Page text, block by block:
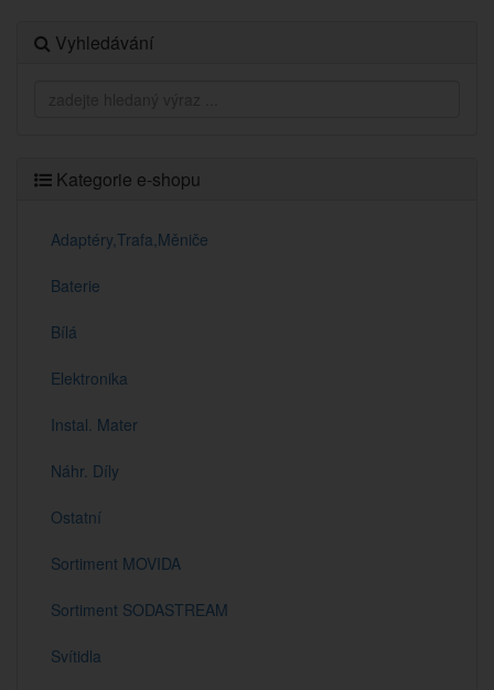
Vyhledávání
Kategorie e-shopu
Adaptéry,Trafa,Měniče
Baterie
Bílá
Elektronika
Instal. Mater
Náhr. Díly
Ostatní
Sortiment MOVIDA
Sortiment SODASTREAM
Svítidla